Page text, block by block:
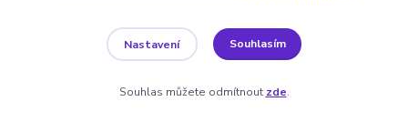
Vytvořeno na Eshop-rychle.cz
Nastavení Souhlasím
Souhlas můžete odmítnout zde.